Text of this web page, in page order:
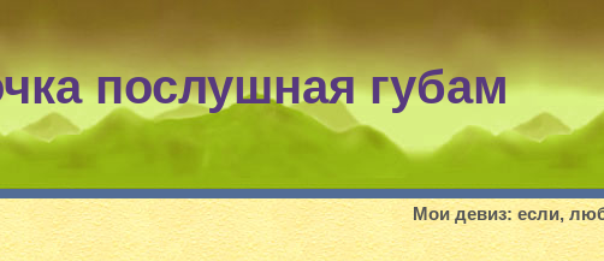
послушная губам
Мои девиз: если,